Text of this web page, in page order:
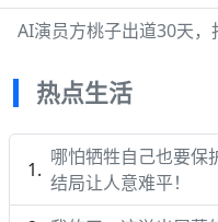
AI演员方桃子出道30天
热点生活
哪怕牺牲自己也要保
结局让人意难平！